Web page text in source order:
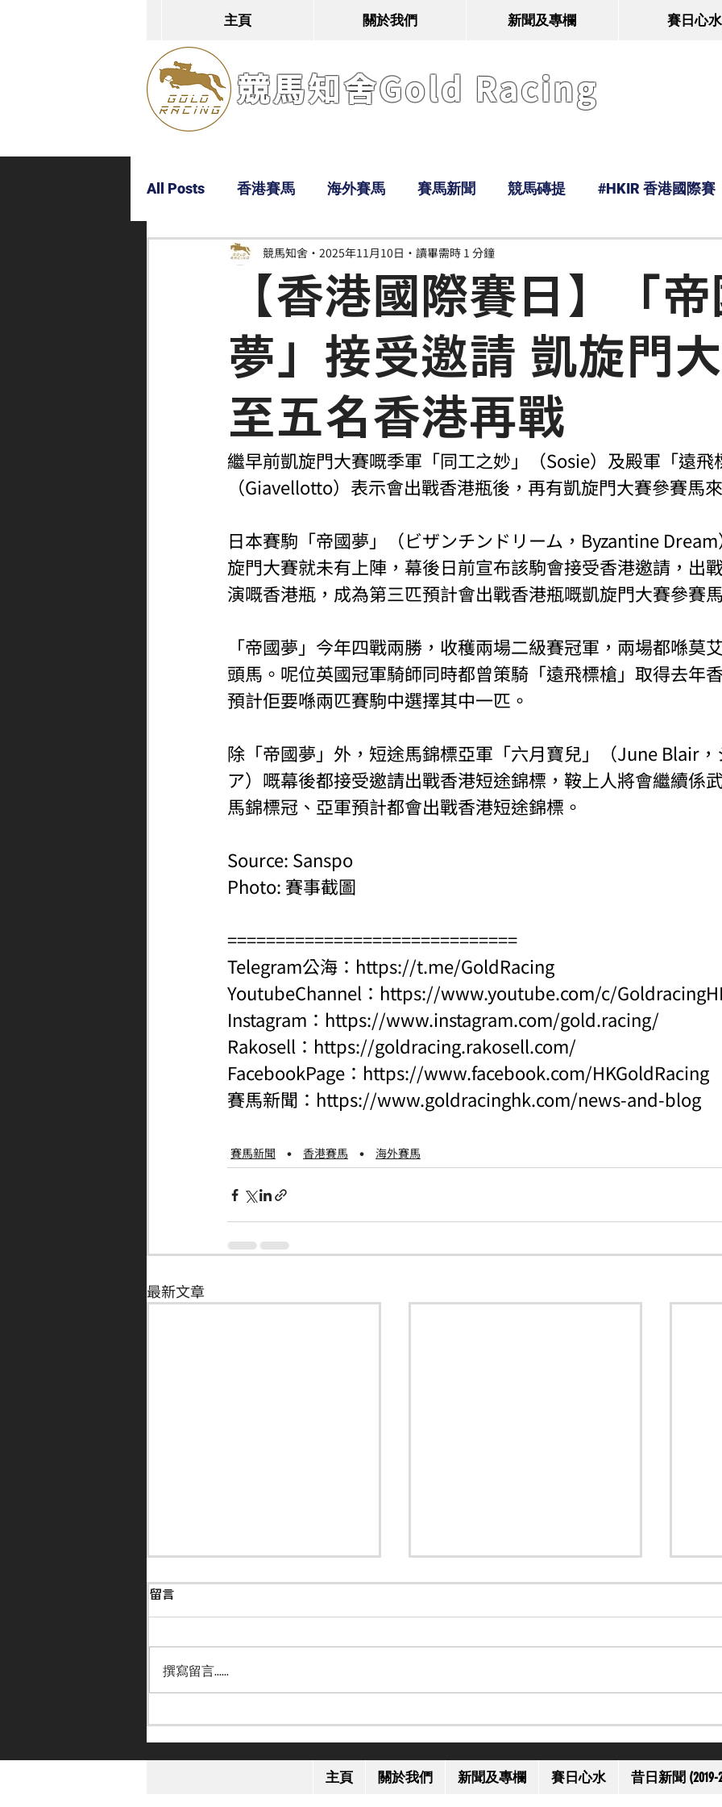
主頁 關於我們 新聞及專欄 賽日心水
競馬知舍Gold Racing
All Posts 香港賽馬 海外賽馬 賽馬新聞 競馬磚提 #HKIR 香港國際賽
Bobby 超仔 Tony 鹿 經典戰線
【香港國際賽日】「
夢」接受邀請 凱旋門
至五名香港再戰
競馬知舍 2025年11月10日 讀畢需時 1 分鐘
繼早前凱旋門大賽嘅季軍「同工之妙」（Sosie）及殿軍「遠飛
（Giavellotto）表示會出戰香港瓶後，再有凱旋門大賽參賽馬
日本賽駒「帝國夢」（ビザンチンドリーム，Byzantine
旋門大賽就未有上陣，幕後日前宣布該駒會接受香港邀請，出
演嘅香港瓶，成為第三匹預計會出戰香港瓶嘅凱旋門大賽參賽
「帝國夢」今年四戰兩勝，收穫兩場二級賽冠軍，兩場都喺莫
頭馬。呢位英國冠軍騎師同時都曾策騎「遠飛標槍」取得去年
預計佢要喺兩匹賽駒中選擇其中一匹。
除「帝國夢」外，短途馬錦標亞軍「六月寶兒」（June Blair，
ア）嘅幕後都接受邀請出戰香港短途錦標，鞍上人將會繼續係
馬錦標冠、亞軍預計都會出戰香港短途錦標。
Source: Sanspo
Photo: 賽事截圖
==============================
Telegram公海： https://t.me/GoldRacing
YoutubeChannel： https://www.youtube.com/c/
Instagram： https://www.instagram.com/gold.racing/
Rakosell： https://goldracing.rakosell.com/
FacebookPage： https://www.facebook.com/HKGoldRacing
賽馬新聞： https://www.goldracinghk.com/news-and-blog
賽馬新聞 香港賽馬 海外賽馬
最新文章
留言
撰寫留言......
主頁 關於我們 新聞及專欄 賽日心水 昔日新聞 (2019-